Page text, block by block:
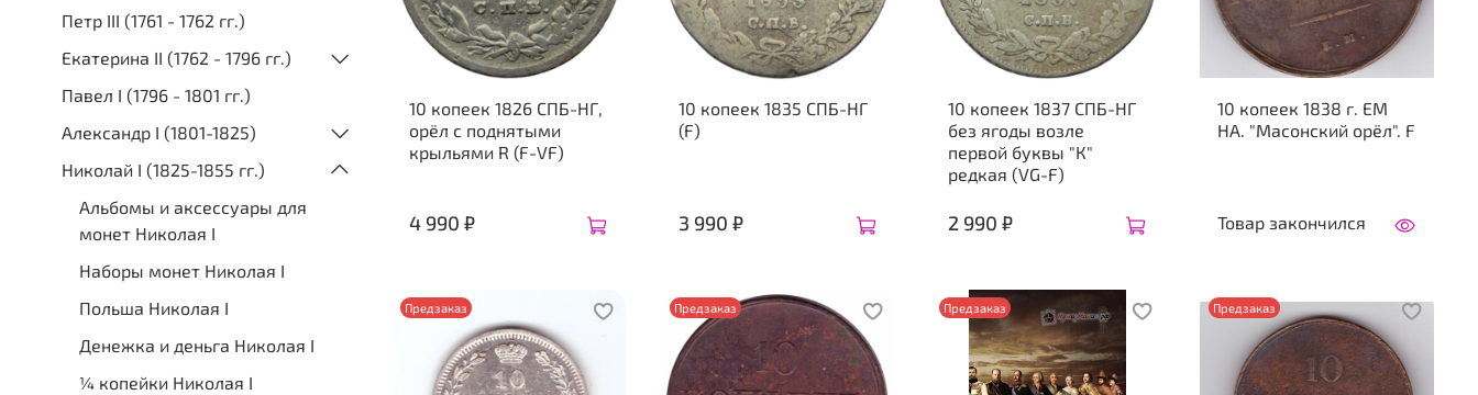
10 копеек 1826 СПБ-НГ,
орёл с поднятыми
крыльями R (F-VF)
4 990 ₽
10 копеек 1835 СПБ-НГ
(F)
3 990 ₽
10 копеек 1837 СПБ-НГ
без ягоды возле
первой буквы "К"
редкая (VG-F)
2 990 ₽
10 копеек 1838 г. ЕМ
НА. "Масонский орёл". F
Товар закончился
Предзаказ Предзаказ Предзаказ Предзаказ
Петр III (1761 - 1762 гг.)
Екатерина II (1762 - 1796 гг.)
Павел I (1796 - 1801 гг.)
Александр I (1801-1825)
Николай I (1825-1855 гг.)
Альбомы и аксессуары для
монет Николая I
Наборы монет Николая I
Польша Николая I
Денежка и деньга Николая I
¼ копейки Николая I